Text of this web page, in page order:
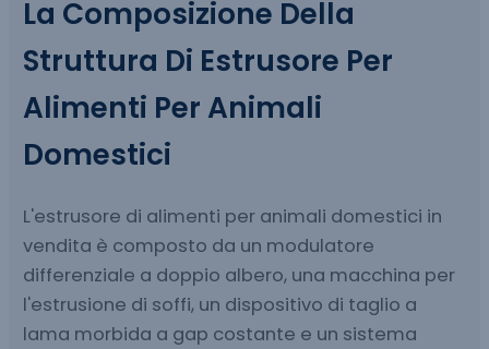
La Composizione Della
Struttura Di Estrusore Per
Alimenti Per Animali
Domestici
L'estrusore di alimenti per animali domestici in
vendita è composto da un modulatore
differenziale a doppio albero, una macchina per
l'estrusione di soffi, un dispositivo di taglio a
lama morbida a gap costante e un sistema